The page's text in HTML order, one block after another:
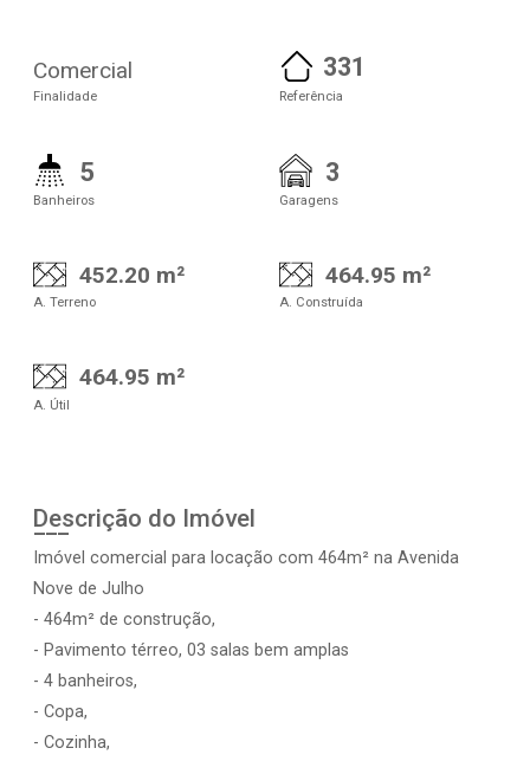
Comercial
Finalidade
331
Referência
5
Banheiros
3
Garagens
452.20 m²
A. Terreno
464.95 m²
A. Construída
464.95 m²
A. Útil
Descrição do Imóvel
Imóvel comercial para locação com 464m² na Avenida
Nove de Julho
- 464m² de construção,
- Pavimento térreo, 03 salas bem amplas
- 4 banheiros,
- Copa,
- Cozinha,